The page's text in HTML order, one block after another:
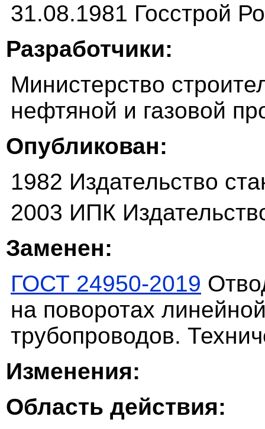
31.08.1981 Госстрой
Разработчики:
Министерство
нефтяной и газовой
Опубликован:
1982 Издательство
2003 ИПК
Заменен:
ГОСТ 24950-2019
на поворотах
трубопроводов.
Изменения:
Область действия: